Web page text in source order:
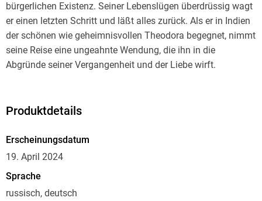
bürgerlichen Existenz. Seiner Lebenslügen überdrüssig wagt
er einen letzten Schritt und läßt alles zurück. Als er in Indien
der schönen wie geheimnisvollen Theodora begegnet, nimmt
seine Reise eine ungeahnte Wendung, die ihn in die
Abgründe seiner Vergangenheit und der Liebe wirft.
Produktdetails
Erscheinungsdatum
19. April 2024
Sprache
russisch, deutsch